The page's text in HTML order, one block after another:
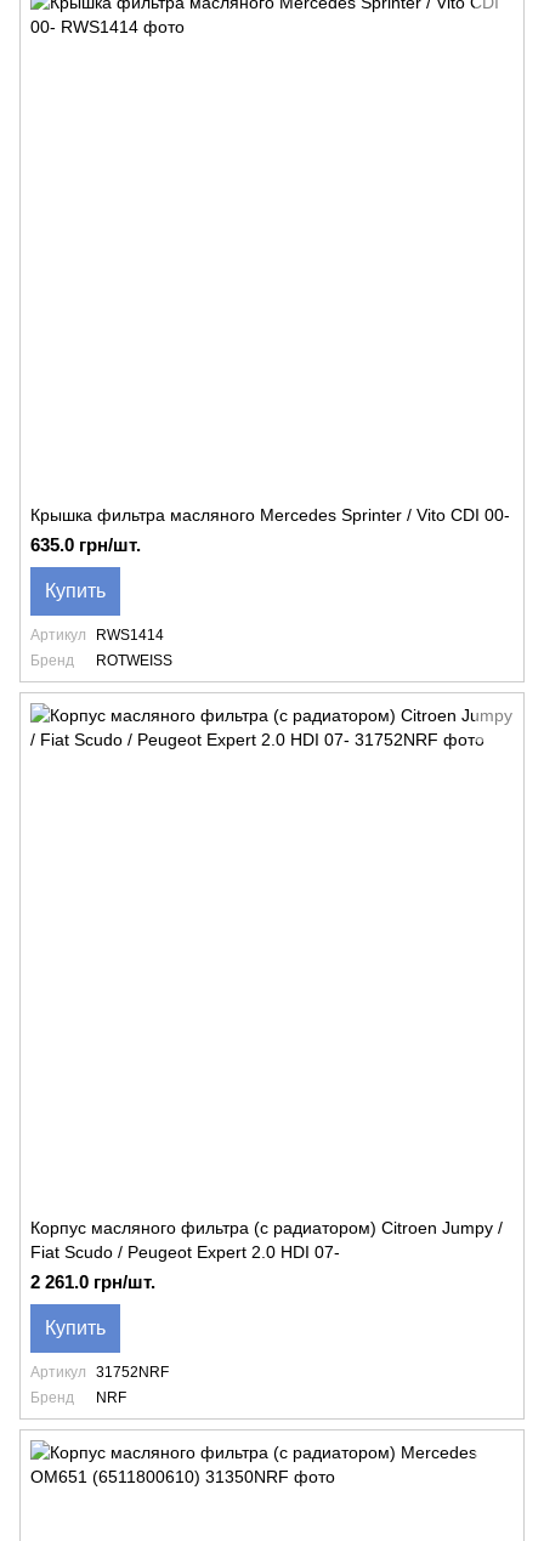
Крышка фильтра масляного Mercedes Sprinter / Vito CDI 00-
635.0 грн/шт.
Купить
Артикул
RWS1414
Бренд
ROTWEISS
Корпус масляного фильтра (с радиатором) Citroen Jumpy /
Fiat Scudo / Peugeot Expert 2.0 HDI 07-
2 261.0 грн/шт.
Купить
Артикул
31752NRF
Бренд
NRF